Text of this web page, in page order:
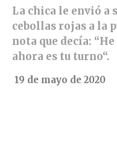
La chica le envió a
cebollas rojas a la
nota que decía:
ahora es tu turno“.
19 de mayo de 2020